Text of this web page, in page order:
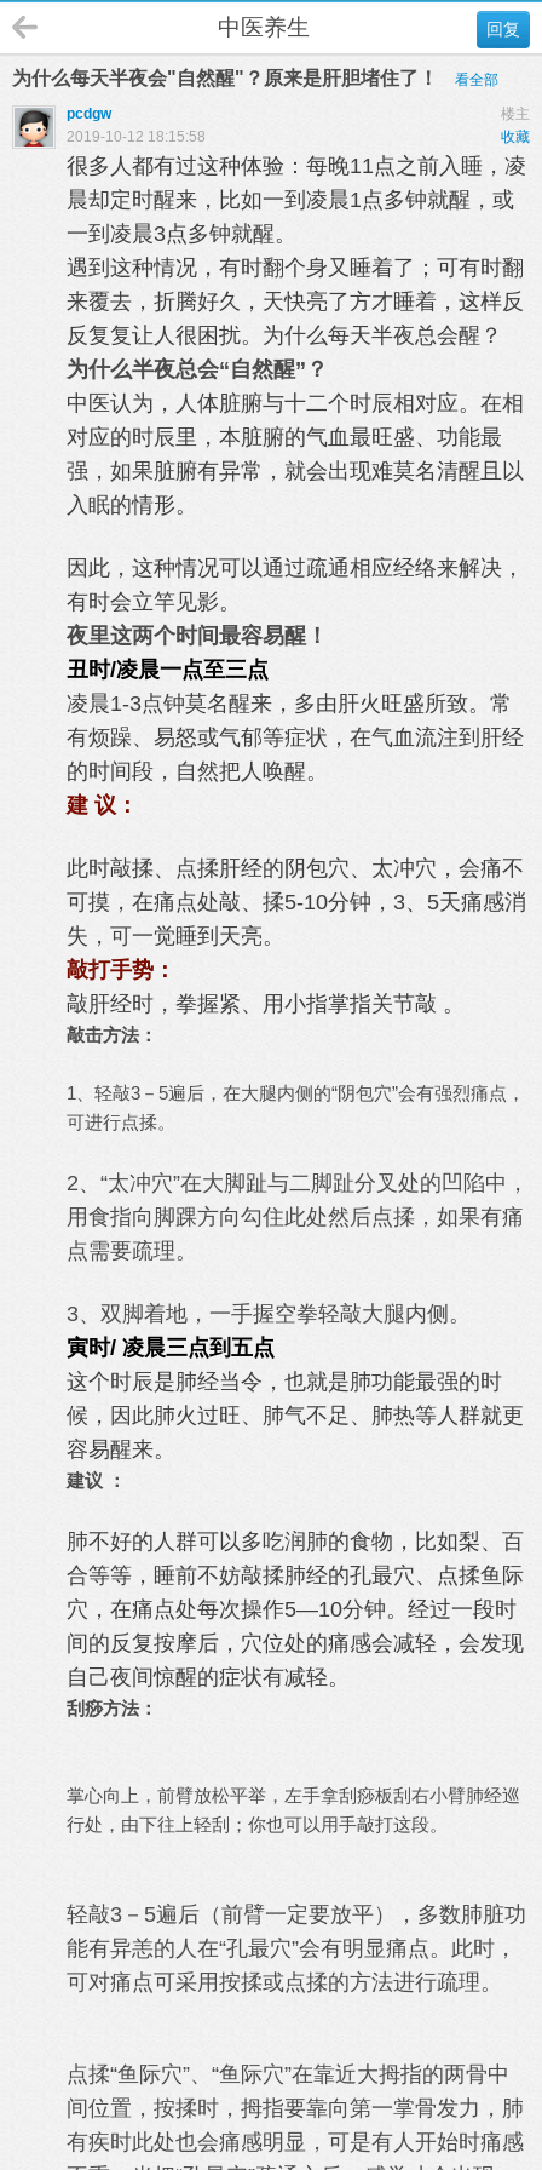
回复
中医养生
为什么每天半夜会"自然醒"？原来是肝胆堵住了！
看全部
楼主
pcdgw
收藏
2019-10-12 18:15:58
很多人都有过这种体验：每晚11点之前入睡，凌
晨却定时醒来，比如一到凌晨1点多钟就醒，或
一到凌晨3点多钟就醒。
遇到这种情况，有时翻个身又睡着了；可有时翻
来覆去，折腾好久，天快亮了方才睡着，这样反
反复复让人很困扰。为什么每天半夜总会醒？
为什么半夜总会“自然醒”？
中医认为，人体脏腑与十二个时辰相对应。在相
对应的时辰里，本脏腑的气血最旺盛、功能最
强，如果脏腑有异常，就会出现难莫名清醒且以
入眠的情形。
因此，这种情况可以通过疏通相应经络来解决，
有时会立竿见影。
夜里这两个时间最容易醒！
丑时/凌晨一点至三点
凌晨1-3点钟莫名醒来，多由肝火旺盛所致。常
有烦躁、易怒或气郁等症状，在气血流注到肝经
的时间段，自然把人唤醒。
建 议：
此时敲揉、点揉肝经的阴包穴、太冲穴，会痛不
可摸，在痛点处敲、揉5-10分钟，3、5天痛感消
失，可一觉睡到天亮。
敲打手势：
敲肝经时，拳握紧、用小指掌指关节敲 。
敲击方法：
1、轻敲3－5遍后，在大腿内侧的“阴包穴”会有强烈痛点，
可进行点揉。
2、“太冲穴”在大脚趾与二脚趾分叉处的凹陷中，
用食指向脚踝方向勾住此处然后点揉，如果有痛
点需要疏理。
3、双脚着地，一手握空拳轻敲大腿内侧。
寅时/ 凌晨三点到五点
这个时辰是肺经当令，也就是肺功能最强的时
候，因此肺火过旺、肺气不足、肺热等人群就更
容易醒来。
建议 ：
肺不好的人群可以多吃润肺的食物，比如梨、百
合等等，睡前不妨敲揉肺经的孔最穴、点揉鱼际
穴，在痛点处每次操作5—10分钟。经过一段时
间的反复按摩后，穴位处的痛感会减轻，会发现
自己夜间惊醒的症状有减轻。
刮痧方法：
掌心向上，前臂放松平举，左手拿刮痧板刮右小臂肺经巡
行处，由下往上轻刮；你也可以用手敲打这段。
轻敲3－5遍后（前臂一定要放平），多数肺脏功
能有异恙的人在“孔最穴”会有明显痛点。此时，
可对痛点可采用按揉或点揉的方法进行疏理。
点揉“鱼际穴”、“鱼际穴”在靠近大拇指的两骨中
间位置，按揉时，拇指要靠向第一掌骨发力，肺
有疾时此处也会痛感明显，可是有人开始时痛感